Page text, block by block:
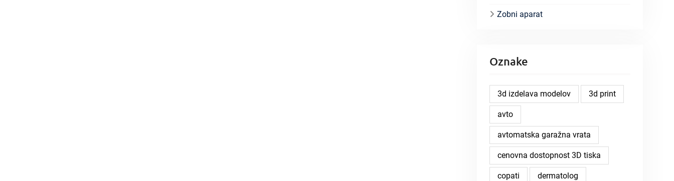
Zobni aparat
Oznake
3d izdelava modelov 3d print
avto
avtomatska garažna vrata
cenovna dostopnost 3D tiska
copati dermatolog